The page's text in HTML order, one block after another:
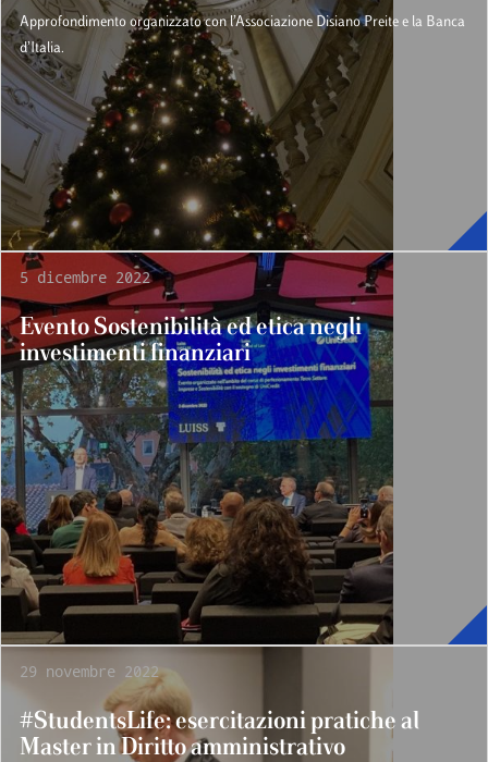
Approfondimento organizzato con l’Associazione Disiano Preite e la Banca
d’Italia.
5 dicembre 2022
Evento Sostenibilità ed etica negli
investimenti finanziari
29 novembre 2022
#StudentsLife: esercitazioni pratiche al
Master in Diritto amministrativo